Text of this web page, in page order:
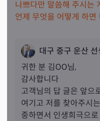
나쁘다만 말씀해 주시는
언제 무엇을 어떻게 하
인을 제시해 주시고 왜
제 성향이나 현재 상황
요! 제가 집에서 쉽게 실
아버지처럼 자상하게 좋
궁금한 것 다 여쭤볼 수
이 많은 분들이나 인생
담 받아보시면 도움이
대구 중구 운산 선
귀한 분 김OO님,
감사합니다
고객님의 답 글은 앞으
여기고 저를 찾아주시
중하면서 인생희극으